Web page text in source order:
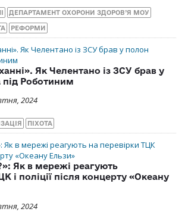
ДЕПАРТАМЕНТ ОХОРОНИ ЗДОРОВ’Я МОУ
РЕФОРМИ
Як Челентано із ЗСУ брав у
Роботиним
2024
ПІХОТА
Як в мережі реагують
і поліції після концерту «Океану
2024